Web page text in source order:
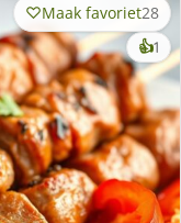
Maak favoriet28
👍1